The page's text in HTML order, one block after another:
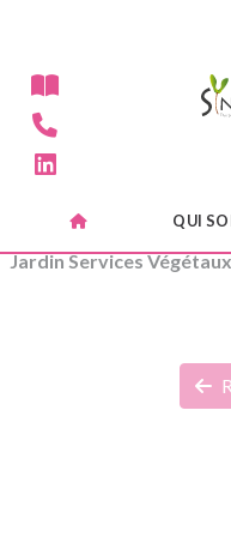
QUI
Jardin Services Végétaux